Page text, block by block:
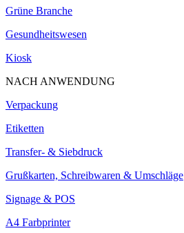
Grüne Branche
Gesundheitswesen
Kiosk
NACH ANWENDUNG
Verpackung
Etiketten
Transfer- & Siebdruck
Grußkarten, Schreibwaren & Umschläge
Signage & POS
A4 Farbprinter